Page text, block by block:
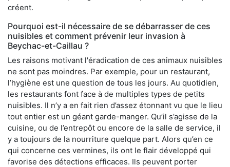
créent.
Pourquoi est-il nécessaire de se débarrasser de ces
nuisibles et comment prévenir leur invasion à
Beychac-et-Caillau ?
Les raisons motivant l'éradication de ces animaux nuisibles
ne sont pas moindres. Par exemple, pour un restaurant,
l’hygiène est une question de tous les jours. Au quotidien,
les restaurants font face à de multiples types de petits
nuisibles. Il n’y a en fait rien d’assez étonnant vu que le lieu
tout entier est un géant garde-manger. Qu’il s’agisse de la
cuisine, ou de l’entrepôt ou encore de la salle de service, il
y a toujours de la nourriture quelque part. Alors qu’en ce
qui concerne ces vermines, ils ont le flair développé qui
favorise des détections efficaces. Ils peuvent porter